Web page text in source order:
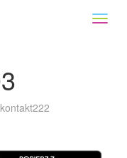
kontakt222